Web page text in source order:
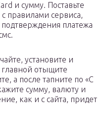
и сумму. Поставьте
правилами сервиса,
платежа
установите и
главной отыщите
а после тапните по «С
сумму, валюту и
как и с сайта, придет